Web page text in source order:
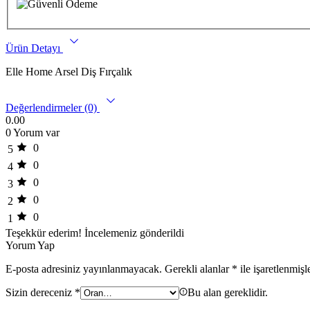
Ürün Detayı
Elle Home Arsel Diş Fırçalık
Değerlendirmeler (0)
0.00
0 Yorum var
5
0
4
0
3
0
2
0
1
0
Teşekkür ederim! İncelemeniz gönderildi
Yorum Yap
E-posta adresiniz yayınlanmayacak. Gerekli alanlar * ile
Sizin dereceniz * Bu alan gereklidir.